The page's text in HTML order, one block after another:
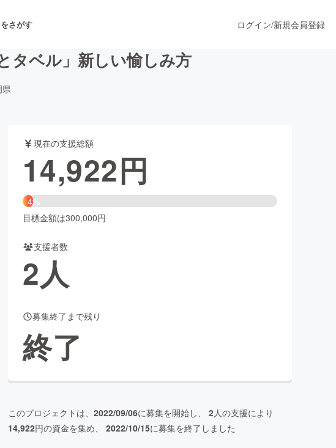
さがす
ォーマンス
ファッション
画
ー・ヘルスケア
ィ
ログイン/新規会員登録
タベル」新しい愉しみ方
県
現在の支援総額
14,922円
4%
目標金額は300,000円
支援者数
2人
募集終了まで残り
終了
このプロジェクトは、 2022/09/06に募集を開始し、 2人の支援により
14,922円の資金を集め、 2022/10/15に募集を終了しました